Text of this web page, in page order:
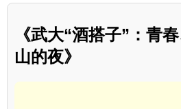
《武大“酒搭子”：青
山的夜》